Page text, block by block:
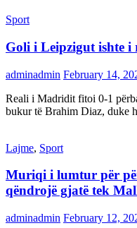
Sport
Goli i Leipzigut ishte i
adminadmin February 14,
Reali i Madridit fitoi 0-1
bukur të Brahim Diaz, duke
Lajme, Sport
Muriqi i lumtur për
qëndrojë gjatë tek
adminadmin February 12,